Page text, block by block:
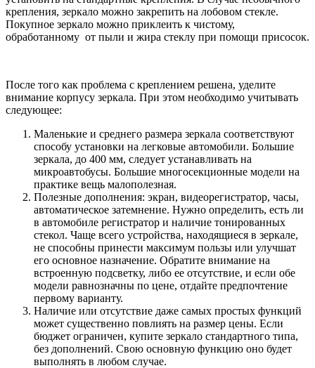
крепления, зеркало можно закрепить на лобовом стекле.
Покупное зеркало можно приклеить к чистому,
обработанному от пыли и жира стеклу при помощи присосок.
После того как проблема с креплением решена, уделите
внимание корпусу зеркала. При этом необходимо учитывать
следующее:
Маленькие и среднего размера зеркала соответствуют
способу установки на легковые автомобили. Большие
зеркала, до 400 мм, следует устанавливать на
микроавтобусы. Большие многосекционные модели на
практике вещь малополезная.
Полезные дополнения: экран, видеорегистратор, часы,
автоматическое затемнение. Нужно определить, есть ли
в автомобиле регистратор и наличие тонированных
стекол. Чаще всего устройства, находящиеся в зеркале,
не способны принести максимум пользы или улучшат
его основное назначение. Обратите внимание на
встроенную подсветку, либо ее отсутствие, и если обе
модели равнозначны по цене, отдайте предпочтение
первому варианту.
Наличие или отсутствие даже самых простых функций
может существенно повлиять на размер цены. Если
бюджет ограничен, купите зеркало стандартного типа,
без дополнений. Свою основную функцию оно будет
выполнять в любом случае.